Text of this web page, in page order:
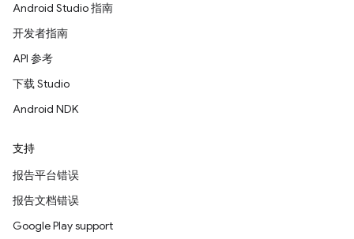
Android Studio 指南
开发者指南
API 参考
下载 Studio
Android NDK
支持
报告平台错误
报告文档错误
Google Play support